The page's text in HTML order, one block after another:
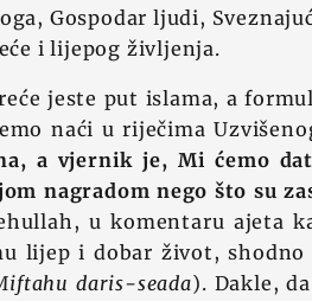
Gospodar ljudi,
i lijepog življenja.
jeste put islama, a
naći u riječima
a vjernik je, Mi ćemo
nagradom nego što su
u komentaru ajeta
lijep i dobar život, shodno
daris-seada). Dakle,